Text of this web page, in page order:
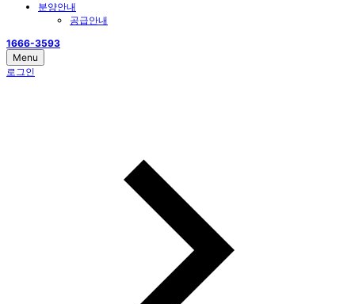
분양안내
공급안내
1666-3593
Menu
로그인